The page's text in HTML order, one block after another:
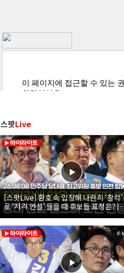
스팟Live
[스팟Live] 환호 속 입장해 나란히 ‘찰칵
로 ‘저격 연설’ 들을 때 후보들 표정은? |
26.08.08 더불어민주당 당대표·최고위
보 인천 합동연설회